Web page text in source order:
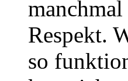
Respekt.
so